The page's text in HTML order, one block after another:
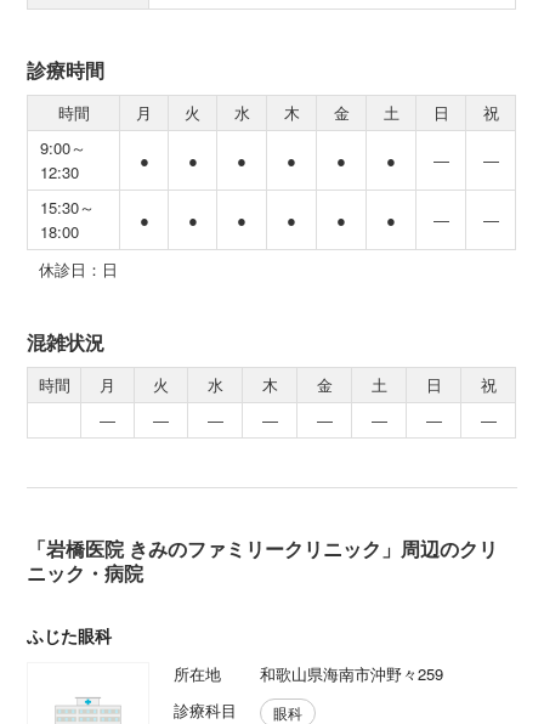
診療時間
時間 月 火 水 木 金 土 日
祝
9:00～
12:30
● ● ● ● ● ● ― ―
15:30～
18:00
● ● ● ● ● ● ― ―
休診日：日
混雑状況
時間 月 火 水 木 金 土 日
祝
―
― ― ― ― ― ― ―
「岩橋医院 きみのファミリークリニック」周辺のクリ
ニック・病院
ふじた眼科
所在地
和歌山県海南市沖野々259
診療科目
眼科